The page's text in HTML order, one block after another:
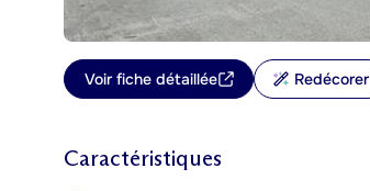
Voir fiche détaillée Redécorer
Caractéristiques